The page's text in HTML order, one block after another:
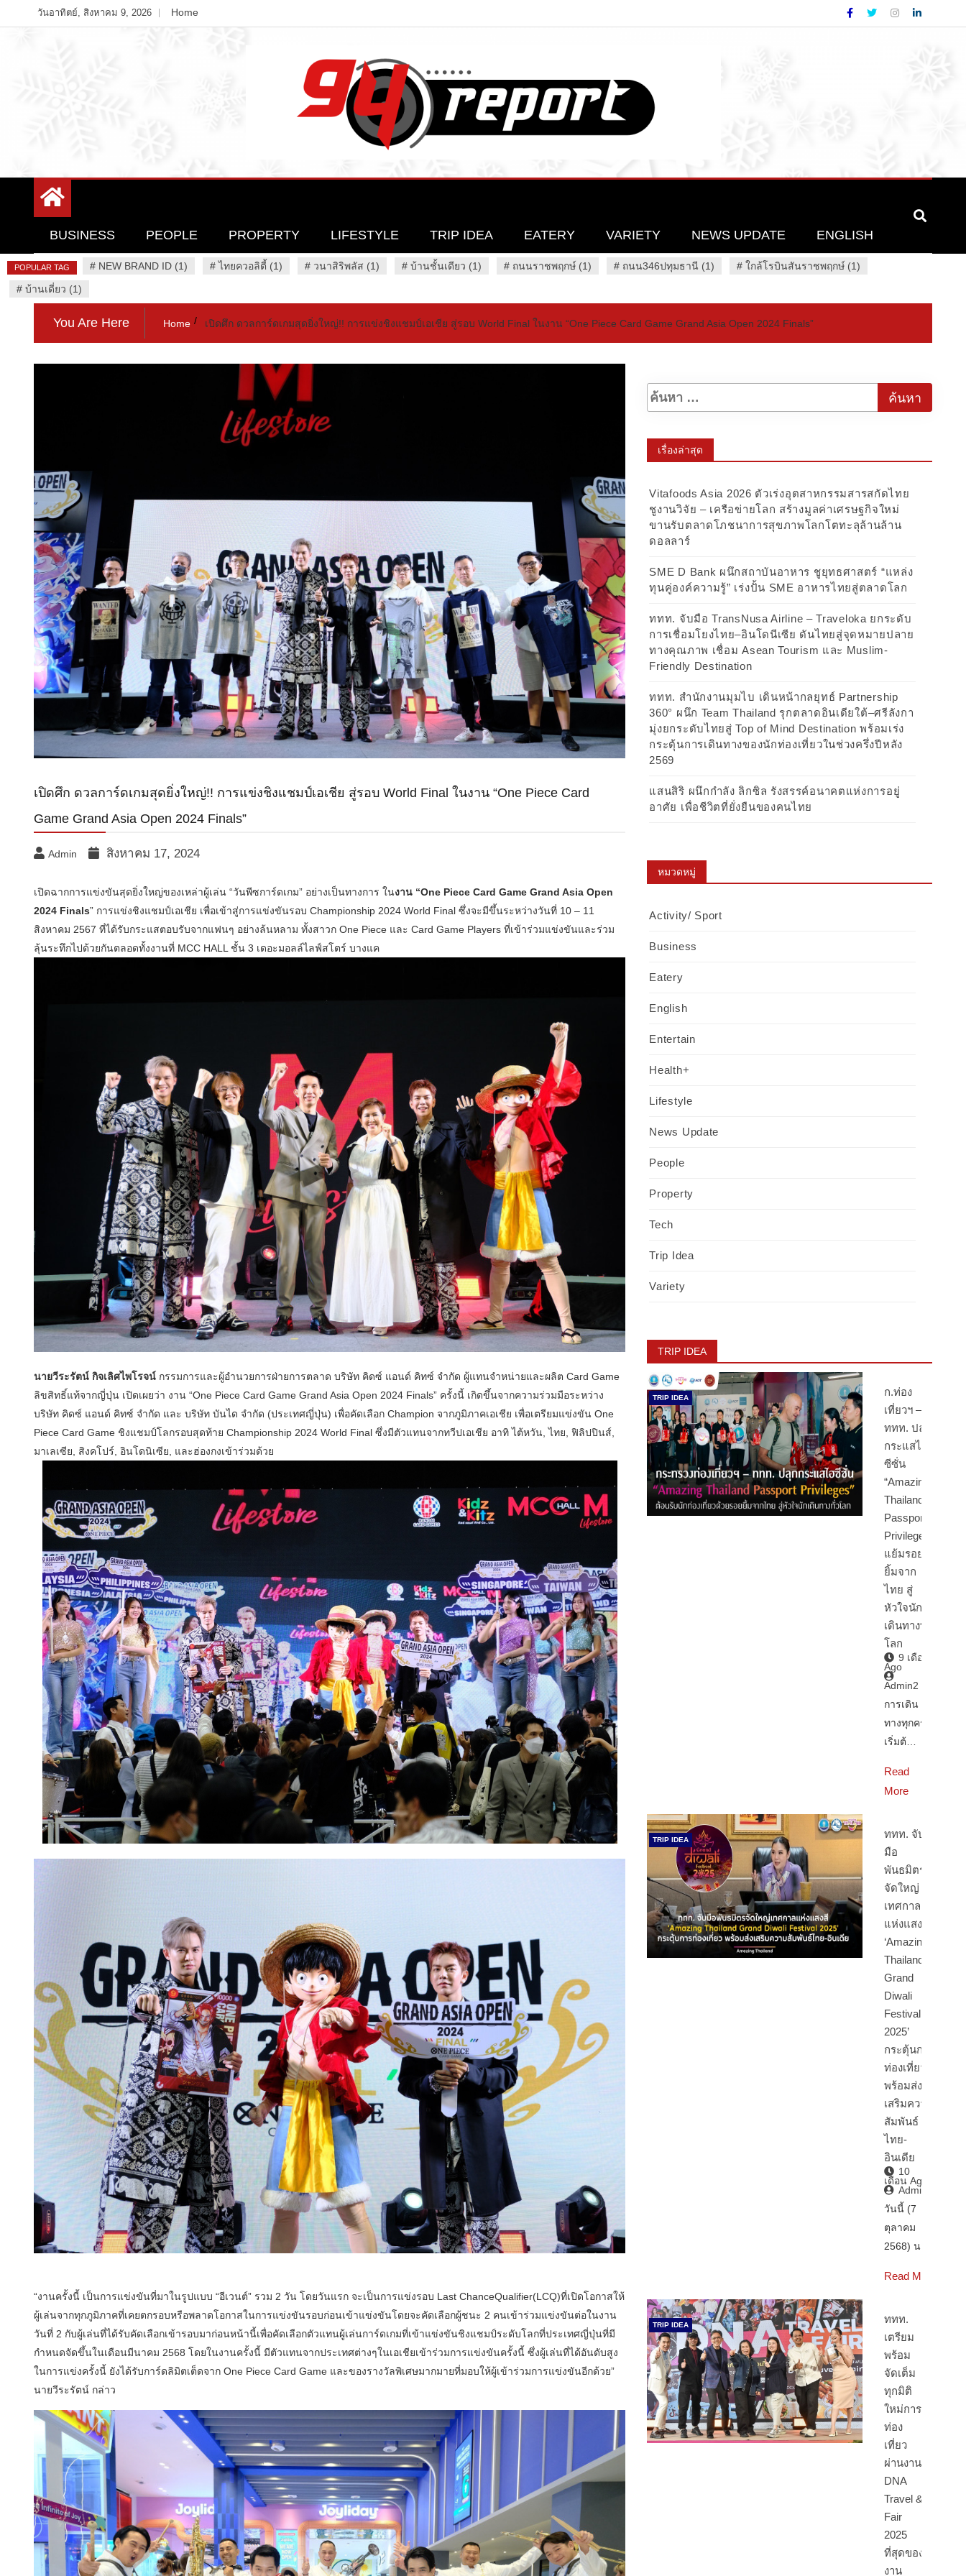
to
วันอาทิตย์, สิงหาคม 9, 2026 Home
94 Report.com
BUSINESS PEOPLE PROPERTY LIFESTYLE TRIP IDEA EATERY VARIETY NEWS UPDATE ENGLISH
POPULAR TAG # NEW BRAND ID (1) #ไทยควอลิตี้ (1) # วนาสิริพลัส (1) # บ้านชั้นเดียว (1) # ถนนราชพฤกษ์ (1) # ถนน346ปทุมธานี (1) # ใกล้โรบินสันราชพฤกษ์ (1)
# บ้านเดี่ยว (1)
You Are Here Home เปิดศึก ดวลการ์ดเกมสุดยิ่งใหญ่!! การแข่งชิงแชมป์เอเชีย สู่รอบ World Final ในงาน “One Piece Card Game Grand Asia Open 2024 Finals”
เปิดศึก ดวลการ์ดเกมสุดยิ่งใหญ่!! การแข่งชิงแชมป์เอเชีย สู่รอบ World Final ในงาน “One Piece Card
Game Grand Asia Open 2024 Finals”
Admin สิงหาคม 17, 2024
เปิดฉากการแข่งขันสุดยิ่งใหญ่ของเหล่าผู้เล่น “วันพีซการ์ดเกม” อย่างเป็นทางการ ในงาน “One Piece Card Game Grand Asia Open
2024 Finals” การแข่งชิงแชมป์เอเชีย เพื่อเข้าสู่การแข่งขันรอบ Championship 2024 World Final ซึ่งจะมีขึ้นระหว่างวันที่ 10 – 11
สิงหาคม 2567 ที่ได้รับกระแสตอบรับจากแฟนๆ อย่างล้นหลาม ทั้งสาวก One Piece และ Card Game Players ที่เข้าร่วมแข่งขันและร่วม
ลุ้นระทึกไปด้วยกันตลอดทั้งงานที่ MCC HALL ชั้น 3 เดอะมอลล์ไลฟ์สโตร์ บางแค
นายวีระรัตน์ กิจเลิศไพโรจน์ กรรมการและผู้อำนวยการฝ่ายการตลาด บริษัท คิดซ์ แอนด์ คิทซ์ จำกัด ผู้แทนจำหน่ายและผลิต Card Game
ลิขสิทธิ์แท้จากญี่ปุ่น เปิดเผยว่า งาน “One Piece Card Game Grand Asia Open 2024 Finals” ครั้งนี้ เกิดขึ้นจากความร่วมมือระหว่าง
บริษัท คิดซ์ แอนด์ คิทซ์ จำกัด และ บริษัท บันได จำกัด (ประเทศญี่ปุ่น) เพื่อคัดเลือก Champion จากภูมิภาคเอเชีย เพื่อเตรียมแข่งขัน One
Piece Card Game ชิงแชมป์โลกรอบสุดท้าย Championship 2024 World Final ซึ่งมีตัวแทนจากทวีปเอเชีย อาทิ ไต้หวัน, ไทย, ฟิลิปปินส์,
มาเลเซีย, สิงคโปร์, อินโดนิเซีย, และฮ่องกงเข้าร่วมด้วย
“งานครั้งนี้ เป็นการแข่งขันที่มาในรูปแบบ “อีเวนต์” รวม 2 วัน โดยวันแรก จะเป็นการแข่งรอบ Last ChanceQualifier(LCQ)ที่เปิดโอกาสให้
ผู้เล่นจากทุกภูมิภาคที่เคยตกรอบหรือพลาดโอกาสในการแข่งขันรอบก่อนเข้าแข่งขันโดยจะคัดเลือกผู้ชนะ 2 คนเข้าร่วมแข่งขันต่อในงาน
วันที่ 2 กับผู้เล่นที่ได้รับคัดเลือกเข้ารอบมาก่อนหน้านี้เพื่อคัดเลือกตัวแทนผู้เล่นการ์ดเกมที่เข้าแข่งขันชิงแชมป์ระดับโลกที่ประเทศญี่ปุ่นที่มี
กำหนดจัดขึ้นในเดือนมีนาคม 2568 โดยในงานครั้งนี้ มีตัวแทนจากประเทศต่างๆในเอเชียเข้าร่วมการแข่งขันครั้งนี้ ซึ่งผู้เล่นที่ได้อันดับสูง
ในการแข่งครั้งนี้ ยังได้รับการ์ดลิมิตเต็ดจาก One Piece Card Game และของรางวัลพิเศษมากมายที่มอบให้ผู้เข้าร่วมการแข่งขันอีกด้วย”
นายวีระรัตน์ กล่าว
เรื่องล่าสุด
Vitafoods Asia 2026 ตัวเร่งอุตสาหกรรมสารสกัดไทย
ชูงานวิจัย – เครือข่ายโลก สร้างมูลค่าเศรษฐกิจใหม่
ขานรับตลาดโภชนาการสุขภาพโลกโตทะลุล้านล้าน
ดอลลาร์
SME D Bank ผนึกสถาบันอาหาร ชูยุทธศาสตร์ “แหล่ง
ทุนคู่องค์ความรู้” เร่งปั้น SME อาหารไทยสู่ตลาดโลก
ททท. จับมือ TransNusa Airline – Traveloka ยกระดับ
การเชื่อมโยงไทย–อินโดนีเซีย ดันไทยสู่จุดหมายปลาย
ทางคุณภาพ เชื่อม Asean Tourism และ Muslim-
Friendly Destination
ททท. สำนักงานมุมไบ เดินหน้ากลยุทธ์ Partnership
360° ผนึก Team Thailand รุกตลาดอินเดียใต้–ศรีลังกา
มุ่งยกระดับไทยสู่ Top of Mind Destination พร้อมเร่ง
กระตุ้นการเดินทางของนักท่องเที่ยวในช่วงครึ่งปีหลัง
2569
แสนสิริ ผนึกกำลัง ลิกซิล รังสรรค์อนาคตแห่งการอยู่
อาศัย เพื่อชีวิตที่ยั่งยืนของคนไทย
หมวดหมู่
Activity/ Sport
Business
Eatery
English
Entertain
Health+
Lifestyle
News Update
People
Property
Tech
Trip Idea
Variety
TRIP IDEA
TRIP IDEA
ก.ท่อง
เที่ยวฯ –
ททท. ปลุก
กระแสไฮ
ซีซั่น
“Amazing
Thailand
Passport
Privileges”
แย้มรอย
ยิ้มจาก
ไทย สู่
หัวใจนัก
เดินทางทั่ว
โลก
9 เดือน
Ago
Admin2
การเดิน
ทางทุกครั้ง
เริ่มต้…
Read
More
TRIP IDEA
ททท. จับ
มือ
พันธมิตร
จัดใหญ่
เทศกาล
แห่งแสงสี
‘Amazing
Thailand
Grand
Diwali
Festival
2025’
กระตุ้นการ
ท่องเที่ยว
พร้อมส่ง
เสริมความ
สัมพันธ์
ไทย-
อินเดีย
10
เดือน Ago
Admin2
วันนี้ (7
ตุลาคม
2568) นา…
Read More
TRIP IDEA
ททท.
เตรียม
พร้อม
จัดเต็ม
ทุกมิติ
ใหม่การ
ท่อง
เที่ยว
ผ่านงาน
DNA
Travel &
Fair
2025
ที่สุดของ
งาน